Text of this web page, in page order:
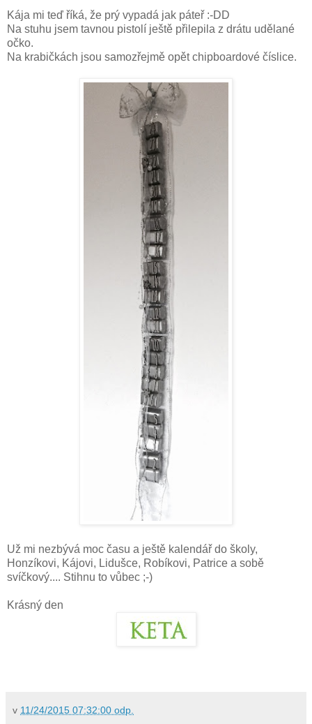
Kája mi teď říká, že prý vypadá jak páteř :-DD
Na stuhu jsem tavnou pistolí ještě přilepila z drátu udělané
očko.
Na krabičkách jsou samozřejmě opět chipboardové číslice.
Už mi nezbývá moc času a ještě kalendář do školy,
Honzíkovi, Kájovi, Lidušce, Robíkovi, Patrice a sobě
svíčkový.... Stihnu to vůbec ;-)
Krásný den
v 11/24/2015 07:32:00 odp.